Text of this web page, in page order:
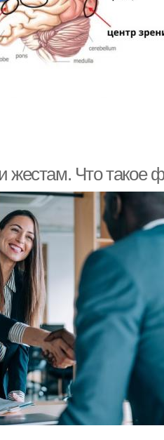
жестам. Что такое